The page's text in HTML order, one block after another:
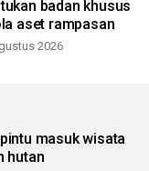
badan khusus
aset rampasan
2026
masuk wisata
hutan